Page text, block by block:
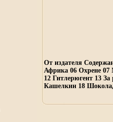
От издателя
Африка 06 Охрене 07
12 Гитлерюгент 13
Кашелкин 18